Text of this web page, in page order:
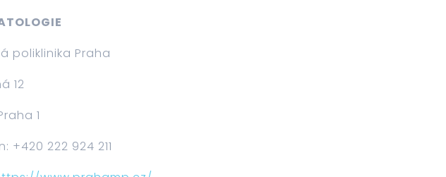
poliklinika Praha
12
1
+420 222 924 211